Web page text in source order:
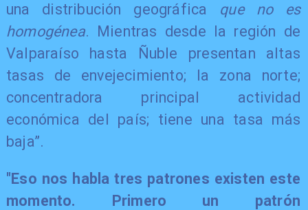
una distribución geográfica que no es
homogénea. Mientras desde la región de
Valparaíso hasta Ñuble presentan altas
tasas de envejecimiento; la zona norte;
concentradora principal actividad
económica del país; tiene una tasa más
baja”.
"Eso nos habla tres patrones existen este
momento. Primero un patrón